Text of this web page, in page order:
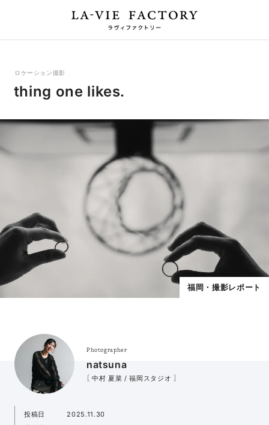
ロケーション撮影
thing one likes.
福岡・撮影レポート
Photographer
natsuna
［ 中村 夏菜 / 福岡スタジオ ］
投稿日
2025.11.30